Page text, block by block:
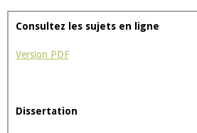
Consultez les sujets en ligne
Version PDF
Dissertation